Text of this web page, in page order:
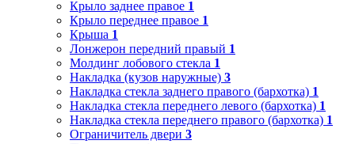
Крыло заднее правое 1
Крыло переднее правое 1
Крыша 1
Лонжерон передний правый 1
Молдинг лобового стекла 1
Накладка (кузов наружные) 3
Накладка стекла заднего правого (бархотка) 1
Накладка стекла переднего левого (бархотка) 1
Накладка стекла переднего правого (бархотка) 1
Ограничитель двери 3